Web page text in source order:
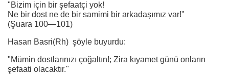
"Bizim için bir şefaatçi yok!
Ne bir dost ne de bir samimi bir arkadaşımız var!"
(Şuara 100―101)
Hasan Basri(Rh) şöyle buyurdu:
"Mümin dostlarınızı çoğaltın!; Zira kıyamet günü onların
şefaati olacaktır."